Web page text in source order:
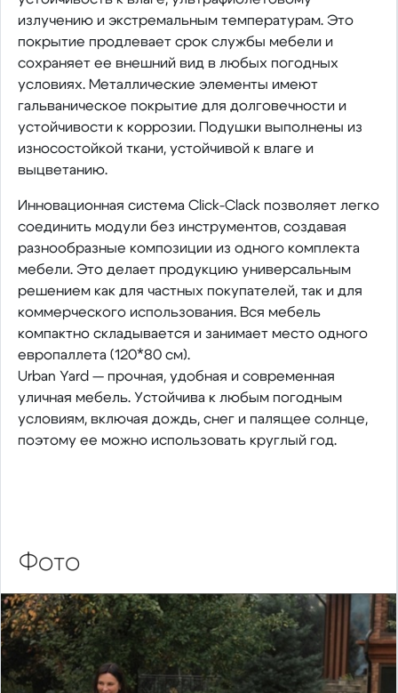
излучению и экстремальным температурам. Это
покрытие продлевает срок службы мебели и
сохраняет ее внешний вид в любых погодных
условиях. Металлические элементы имеют
гальваническое покрытие для долговечности и
устойчивости к коррозии. Подушки выполнены из
износостойкой ткани, устойчивой к влаге и
выцветанию.
Инновационная система Click-Clack позволяет легко
соединить модули без инструментов, создавая
разнообразные композиции из одного комплекта
мебели. Это делает продукцию универсальным
решением как для частных покупателей, так и для
коммерческого использования. Вся мебель
компактно складывается и занимает место одного
европаллета (120*80 см).
Urban Yard — прочная, удобная и современная
уличная мебель. Устойчива к любым погодным
условиям, включая дождь, снег и палящее солнце,
поэтому ее можно использовать круглый год.
Фото